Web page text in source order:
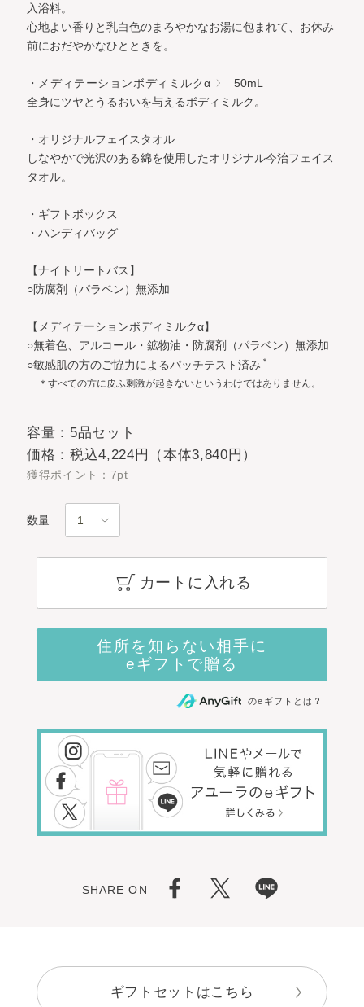
入浴料。
心地よい香りと乳白色のまろやかなお湯に包まれて、お休み
前におだやかなひとときを。
・メディテーションボディミルクα
50mL
全身にツヤとうるおいを与えるボディミルク。
・オリジナルフェイスタオル
しなやかで光沢のある綿を使用したオリジナル今治フェイス
タオル。
・ギフトボックス
・ハンディバッグ
【ナイトリートバス】
○防腐剤（パラベン）無添加
【メディテーションボディミルクα】
○無着色、アルコール・鉱物油・防腐剤（パラベン）無添加
○敏感肌の方のご協力によるパッチテスト済み ＊
＊すべての方に皮ふ刺激が起きないというわけではありません。
容量：5品セット
価格：税込4,224円（本体3,840円）
獲得ポイント：7pt
数量
カートに入れる
のeギフトとは？
SHARE ON
ギフトセットはこちら